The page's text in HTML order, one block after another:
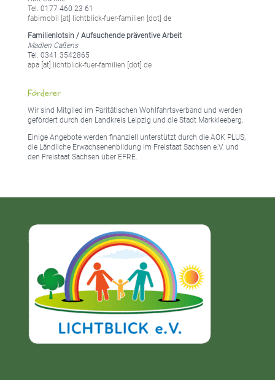
Tel. 0177 460 23 61
fabimobil [at] lichtblick-fuer-familien [dot] de
Familienlotsin / Aufsuchende präventive Arbeit
Madlen Caßens
Tel. 0341 3542865
apa [at] lichtblick-fuer-familien [dot] de
Förderer
Wir sind Mitglied im Paritätischen Wohlfahrtsverband und werden
gefördert durch den Landkreis Leipzig und die Stadt Markkleeberg.
Einige Angebote werden finanziell unterstützt durch die AOK PLUS,
die Ländliche Erwachsenenbildung im Freistaat Sachsen e.V. und
den Freistaat Sachsen über EFRE.